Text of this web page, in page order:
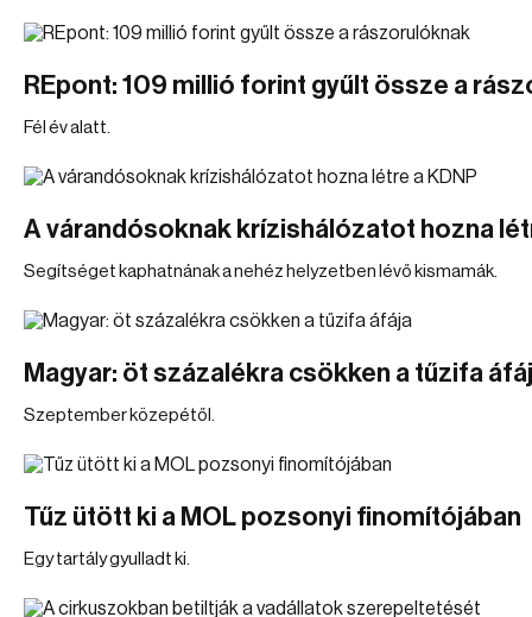
REpont: 109 millió forint gyűlt össze a
Fél év alatt.
A várandósoknak krízishálózatot hozna
Segítséget kaphatnának a nehéz helyzetben lévő kismamák.
Magyar: öt százalékra csökken a tűzifa
Szeptember közepétől.
Tűz ütött ki a MOL pozsonyi finomítójában
Egy tartály gyulladt ki.